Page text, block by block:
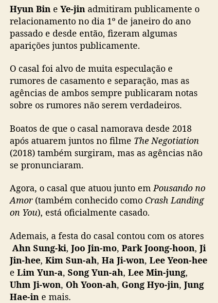
Hyun Bin e Ye-jin admitiram publicamente o
relacionamento no dia 1º de janeiro do ano
passado e desde então, fizeram algumas
aparições juntos publicamente.
O casal foi alvo de muita especulação e
rumores de casamento e separação, mas as
agências de ambos sempre publicaram notas
sobre os rumores não serem verdadeiros.
Boatos de que o casal namorava desde 2018
após atuarem juntos no filme The Negotiation
(2018) também surgiram, mas as agências não
se pronunciaram.
Agora, o casal que atuou junto emPousando no
Amor (também conhecido como Crash Landing
on You), está oficialmente casado.
Ademais, a festa do casal contou com os atores
Ahn Sung-ki, Joo Jin-mo, Park Joong-hoon, Ji
Jin-hee, Kim Sun-ah, Ha Ji-won, Lee Yeon-hee
e Lim Yun-a, Song Yun-ah, Lee Min-jung,
Uhm Ji-won, Oh Yoon-ah, Gong Hyo-jin, Jung
Hae-in e mais.